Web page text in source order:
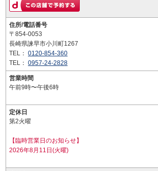
住所/電話番号
〒854-0053
長崎県諫早市小川町1267
TEL： 0120-854-360
TEL： 0957-24-2828
営業時間
午前9時〜午後6時
定休日
第2火曜
【臨時営業日のお知らせ】
2026年8月11日(火曜)